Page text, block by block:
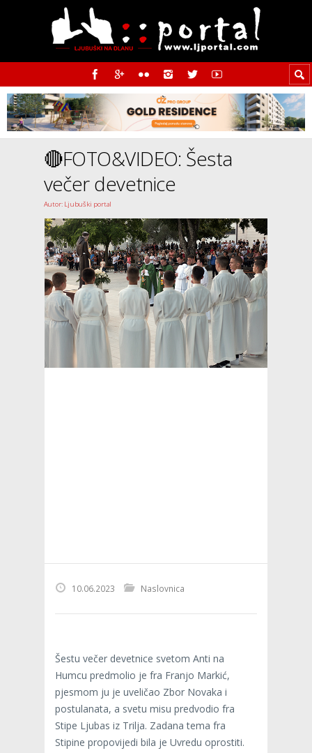
🔴FOTO&VIDEO: Šesta
večer devetnice
Autor: Ljubuški portal
10.06.2023 Naslovnica
Šestu večer devetnice svetom Anti na
Humcu predmolio je fra Franjo Markić,
pjesmom ju je uveličao Zbor Novaka i
postulanata, a svetu misu predvodio fra
Stipe Ljubas iz Trilja. Zadana tema fra
Stipine propovijedi bila je Uvredu oprostiti.